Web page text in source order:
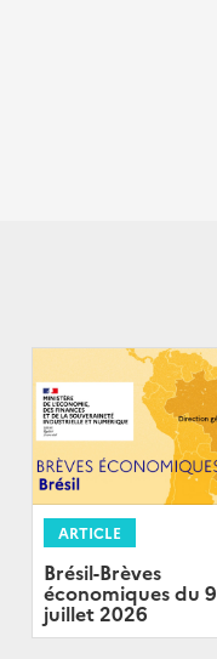
ARTICLE
Brésil-Brèves
économiques du 9
juillet 2026